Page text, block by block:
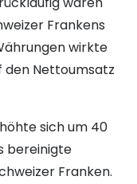
Frankens
wirkte
den Nettoumsatz
sich um 40
bereinigte
Franken.